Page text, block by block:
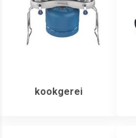
kookgerei